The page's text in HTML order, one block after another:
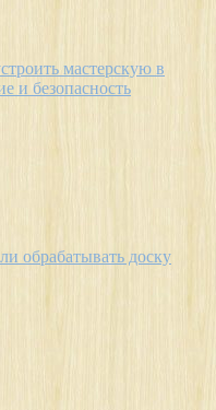
мастерскую в
и безопасность
обрабатывать доску